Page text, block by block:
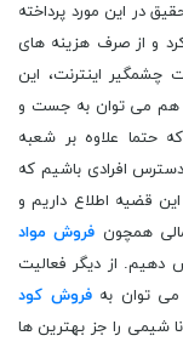
در این مورد پرداخته
و از صرف هزینه های
چشمگیر اینترنت، این
هم می توان به جست و
حتما علاوه بر شعبه
افرادی باشیم که
قضیه اطلاع داریم و
همچون فروش مواد
از دیگر فعالیت
می توان بهفروش کود
شیمی را جز بهترین ها